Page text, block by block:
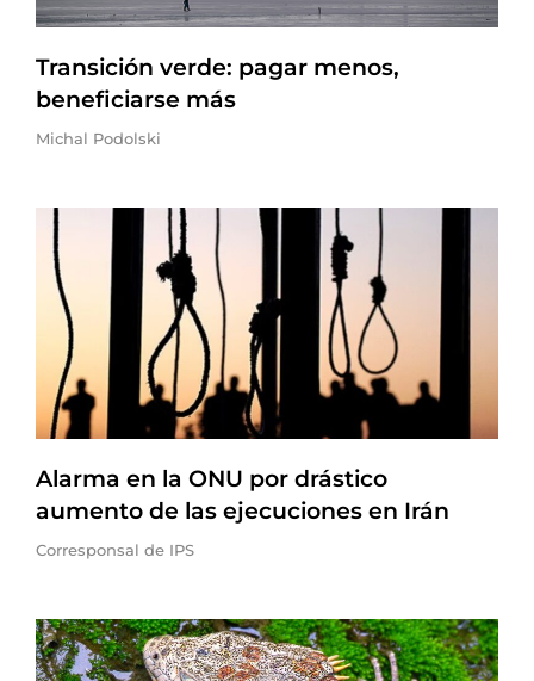
Transición verde: pagar menos,
beneficiarse más
Michal Podolski
Alarma en la ONU por drástico
aumento de las ejecuciones en Irán
Corresponsal de IPS